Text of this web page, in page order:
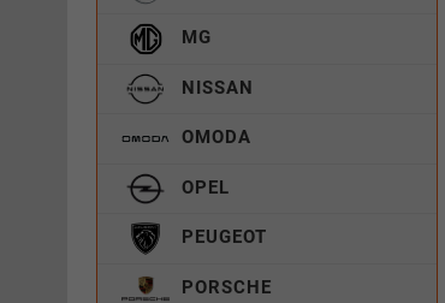
MG
NISSAN
OMODA
OPEL
PEUGEOT
PORSCHE